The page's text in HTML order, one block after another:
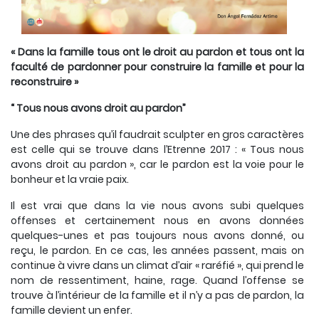
« Dans la famille tous ont le droit au pardon et tous ont la
faculté de pardonner pour construire la famille et pour la
reconstruire »
“ Tous nous avons droit au pardon”
Une des phrases qu’il faudrait sculpter en gros caractères
est celle qui se trouve dans l’Etrenne 2017 : « Tous nous
avons droit au pardon », car le pardon est la voie pour le
bonheur et la vraie paix.
Il est vrai que dans la vie nous avons subi quelques
offenses et certainement nous en avons données
quelques-unes et pas toujours nous avons donné, ou
reçu, le pardon. En ce cas, les années passent, mais on
continue à vivre dans un climat d’air « raréfié », qui prend le
nom de ressentiment, haine, rage. Quand l’offense se
trouve à l’intérieur de la famille et il n’y a pas de pardon, la
famille devient un enfer.